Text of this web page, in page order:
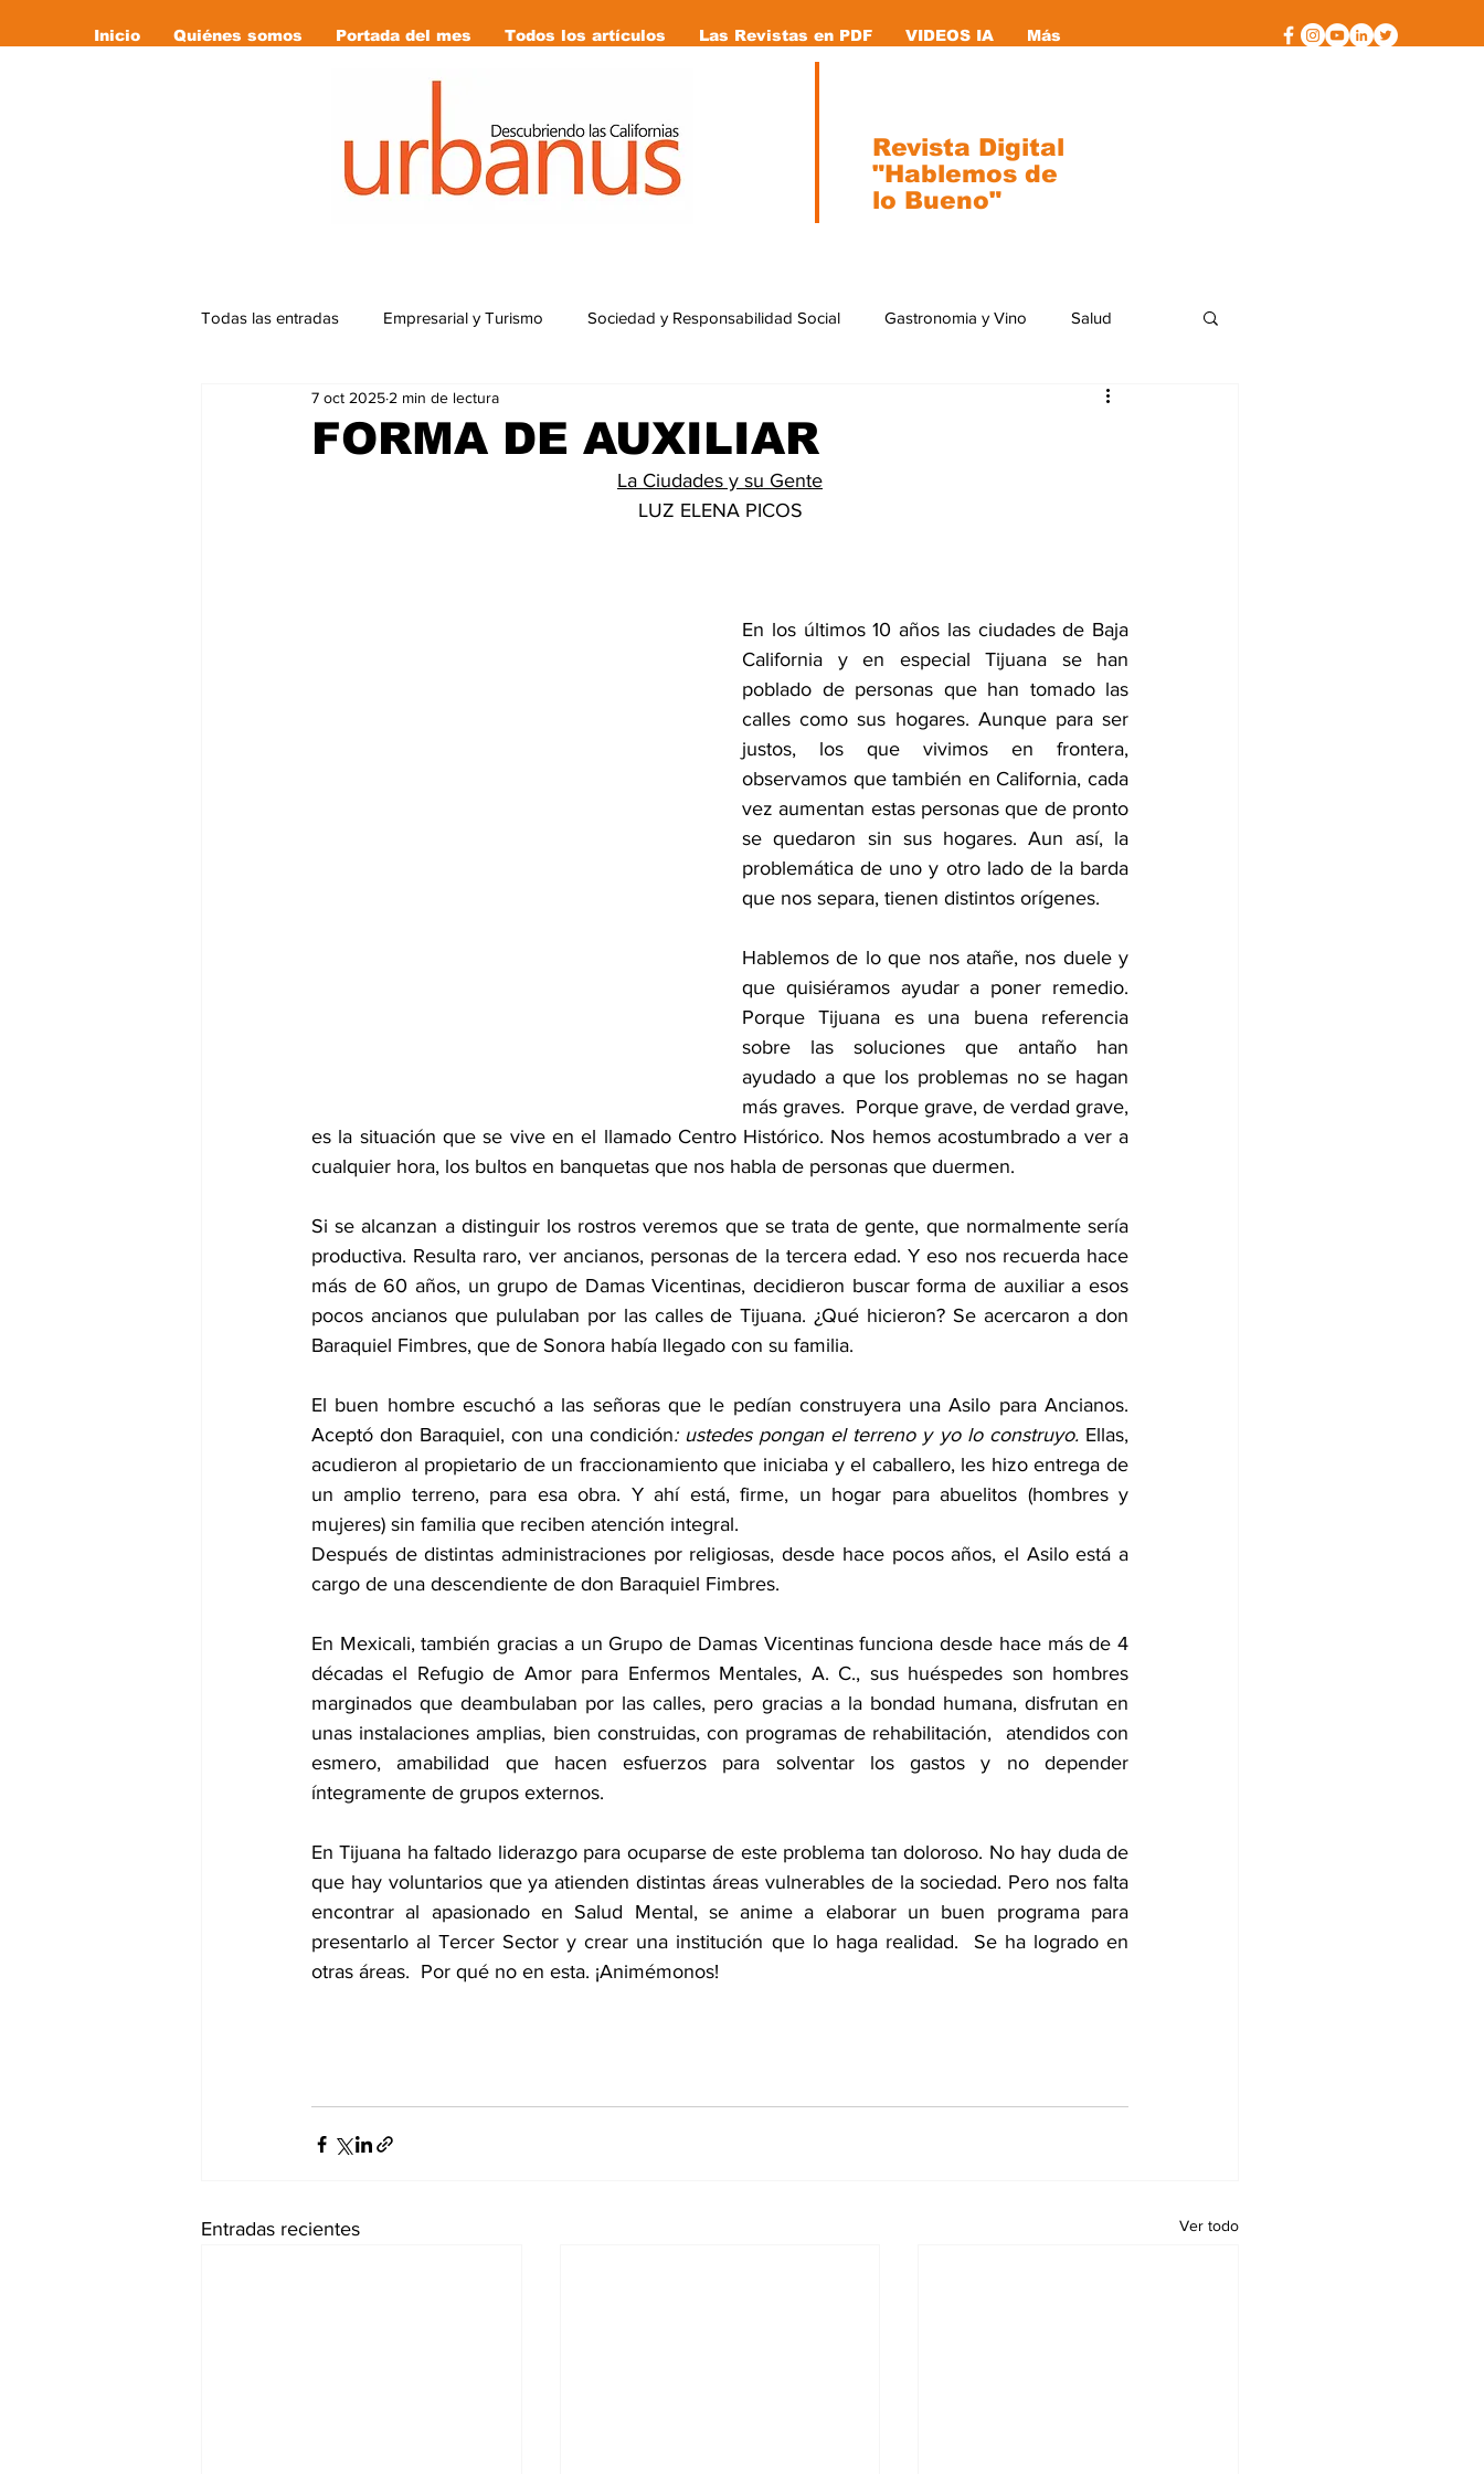
Inicio Quiénes somos Portada del mes Todos los artículos Las Revistas en PDF VIDEOS IA Más
Todas las entradas Empresarial y Turismo Sociedad y Responsabilidad Social Gastronomia y Vino Salud
Deportes Editorial
Vida Animal Mujeres que cambiaron la historia
FORMA DE AUXILIAR
7 oct 2025 2 min de lectura
La Ciudades y su Gente
LUZ ELENA PICOS
En los últimos 10 años las ciudades de Baja
California y en especial Tijuana se han
poblado de personas que han tomado las
calles como sus hogares. Aunque para ser
justos, los que vivimos en frontera,
observamos que también en California, cada
vez aumentan estas personas que de pronto
se quedaron sin sus hogares. Aun así, la
problemática de uno y otro lado de la barda
que nos separa, tienen distintos orígenes.
Hablemos de lo que nos atañe, nos duele y
que quisiéramos ayudar a poner remedio.
Porque Tijuana es una buena referencia
sobre las soluciones que antaño han
ayudado a que los problemas no se hagan
más graves.  Porque grave, de verdad grave,
es la situación que se vive en el llamado Centro Histórico. Nos hemos acostumbrado a ver a
cualquier hora, los bultos en banquetas que nos habla de personas que duermen.
Si se alcanzan a distinguir los rostros veremos que se trata de gente, que normalmente sería
productiva. Resulta raro, ver ancianos, personas de la tercera edad. Y eso nos recuerda hace
más de 60 años, un grupo de Damas Vicentinas, decidieron buscar forma de auxiliar a esos
pocos ancianos que pululaban por las calles de Tijuana. ¿Qué hicieron? Se acercaron a don
Baraquiel Fimbres, que de Sonora había llegado con su familia.
El buen hombre escuchó a las señoras que le pedían construyera una Asilo para Ancianos.
Aceptó don Baraquiel, con una condición: ustedes pongan el terreno y yo lo construyo. Ellas,
acudieron al propietario de un fraccionamiento que iniciaba y el caballero, les hizo entrega de
un amplio terreno, para esa obra. Y ahí está, firme, un hogar para abuelitos (hombres y
mujeres) sin familia que reciben atención integral.
Después de distintas administraciones por religiosas, desde hace pocos años, el Asilo está a
cargo de una descendiente de don Baraquiel Fimbres.
En Mexicali, también gracias a un Grupo de Damas Vicentinas funciona desde hace más de 4
décadas el Refugio de Amor para Enfermos Mentales, A. C., sus huéspedes son hombres
marginados que deambulaban por las calles, pero gracias a la bondad humana, disfrutan en
unas instalaciones amplias, bien construidas, con programas de rehabilitación,  atendidos con
esmero, amabilidad que hacen esfuerzos para solventar los gastos y no depender
íntegramente de grupos externos.
En Tijuana ha faltado liderazgo para ocuparse de este problema tan doloroso. No hay duda de
que hay voluntarios que ya atienden distintas áreas vulnerables de la sociedad. Pero nos falta
encontrar al apasionado en Salud Mental, se anime a elaborar un buen programa para
presentarlo al Tercer Sector y crear una institución que lo haga realidad.  Se ha logrado en
otras áreas.  Por qué no en esta. ¡Animémonos!
Entradas recientes Ver todo
Revista Digital
"Hablemos de
lo Bueno"